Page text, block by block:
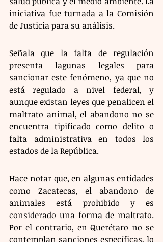
iniciativa fue turnada a la Comisión
de Justicia para su análisis.
Señala que la falta de regulación
presenta lagunas legales para
sancionar este fenómeno, ya que no
está regulado a nivel federal, y
aunque existan leyes que penalicen el
maltrato animal, el abandono no se
encuentra tipificado como delito o
falta administrativa en todos los
estados de la República.
Hace notar que, en algunas entidades
como Zacatecas, el abandono de
animales está prohibido y es
considerado una forma de maltrato.
Por el contrario, en Querétaro no se
contemplan sanciones específicas, lo